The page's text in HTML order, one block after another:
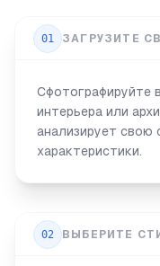
01 ЗАГРУЗИТЕ
Сфотографируйте
интерьера или
анализирует свою
характеристики.
02 ВЫБЕРИТЕ